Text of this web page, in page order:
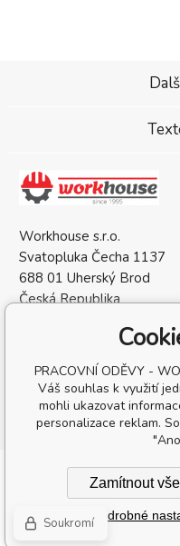
Workhouse s.r.o.
Svatopluka Čecha 1137
688 01 Uherský Brod
Česká Republika
DIČ: CZ05568137
Copyright ©
Všechna
Eshopyawebové stránky
PRACOVNÍ ODĚVY -
Váš souhlas k využití
mohli ukazovat
personalizace reklam.
Zamítnout vše
Podrobné
Soukromí